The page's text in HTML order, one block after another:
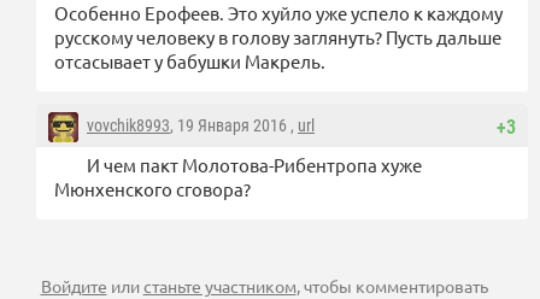
Особенно Ерофеев. Это хуйло уже успело к каждому
русскому человеку в голову заглянуть? Пусть дальше
отсасывает у бабушки Макрель.
+3
vovchik8993, 19 Января 2016 , url
И чем пакт Молотова-Рибентропа хуже
Мюнхенского сговора?
Войдите илистаньте участником, чтобы комментировать